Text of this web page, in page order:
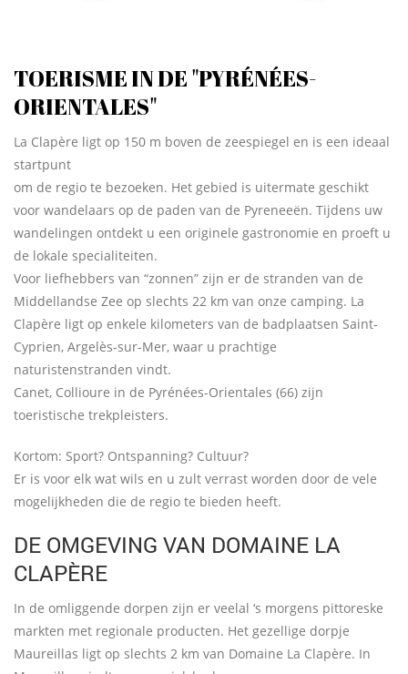
TOERISME IN DE "PYRÉNÉES-
ORIENTALES"
La Clapère ligt op 150 m boven de zeespiegel en is een ideaal
startpunt
om de regio te bezoeken. Het gebied is uitermate geschikt
voor wandelaars op de paden van de Pyreneeën. Tijdens uw
wandelingen ontdekt u een originele gastronomie en proeft u
de lokale specialiteiten.
Voor liefhebbers van “zonnen” zijn er de stranden van de
Middellandse Zee op slechts 22 km van onze camping. La
Clapère ligt op enkele kilometers van de badplaatsen Saint-
Cyprien, Argelès-sur-Mer, waar u prachtige
naturistenstranden vindt.
Canet, Collioure in de Pyrénées-Orientales (66) zijn
toeristische trekpleisters.
Kortom: Sport? Ontspanning? Cultuur?
Er is voor elk wat wils en u zult verrast worden door de vele
mogelijkheden die de regio te bieden heeft.
DE OMGEVING VAN DOMAINE LA
CLAPÈRE
In de omliggende dorpen zijn er veelal ‘s morgens pittoreske
markten met regionale producten. Het gezellige dorpje
Maureillas ligt op slechts 2 km van Domaine La Clapère. In